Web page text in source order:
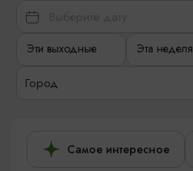
Эти выходные Эта неделя
Город
Самое интересное